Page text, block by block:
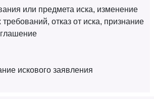
или предмета иска, изменение
отказ от иска, признание
искового заявления